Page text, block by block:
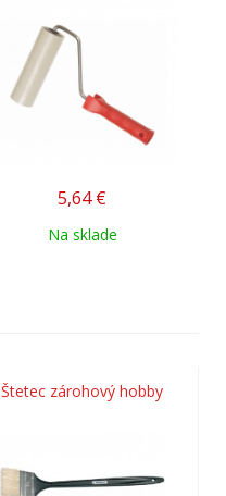
5,64 €
Na sklade
Štetec zárohový hobby